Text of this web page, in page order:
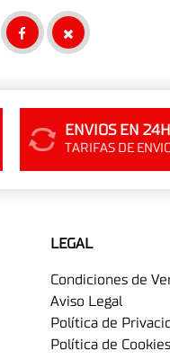
ENVIOS EN
TARIFAS DE
LEGAL
Condiciones de
Aviso Legal
Política de
Política de Cookies